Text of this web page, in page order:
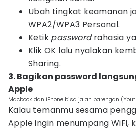
Ubah tingkat keamanan
WPA2/WPA3 Personal.
Ketik passwordrahasia
Klik OK lalu nyalakan
Sharing.
3. Bagikan password
Apple
Macbook dan iPhone bisa jalan barengan
Kalau temanmu sesama
Apple ingin menumpang WiFi,